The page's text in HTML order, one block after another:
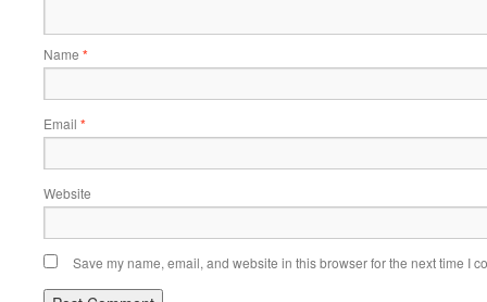
Name *
Email *
Website
Save my name, email, and website in this browser for the next time I